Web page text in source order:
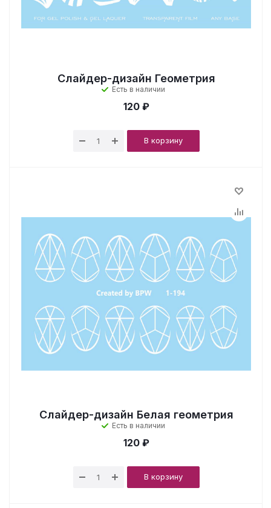
Слайдер-дизайн Геометрия
Есть в наличии
120 ₽
В корзину
Слайдер-дизайн Белая геометрия
Есть в наличии
120 ₽
В корзину